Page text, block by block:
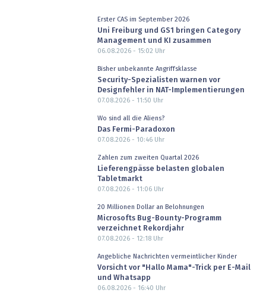
Erster CAS im September 2026
Uni Freiburg und GS1 bringen Category
Management und KI zusammen
06.08.2026 - 15:02 Uhr
Bisher unbekannte Angriffsklasse
Security-Spezialisten warnen vor
Designfehler in NAT-Implementierungen
07.08.2026 - 11:50 Uhr
Wo sind all die Aliens?
Das Fermi-Paradoxon
07.08.2026 - 10:46Uhr
Zahlen zum zweiten Quartal 2026
Lieferengpässe belasten globalen
Tabletmarkt
07.08.2026 - 11:06Uhr
20 Millionen Dollar an Belohnungen
Microsofts Bug-Bounty-Programm
verzeichnet Rekordjahr
07.08.2026 - 12:18Uhr
Angebliche Nachrichten vermeintlicher Kinder
Vorsicht vor "Hallo Mama"-Trick per E-Mail
und Whatsapp
06.08.2026 - 16:40 Uhr